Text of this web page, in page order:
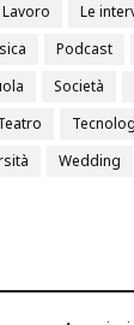
Lavoro
Le
Podcast
Società
Wedding